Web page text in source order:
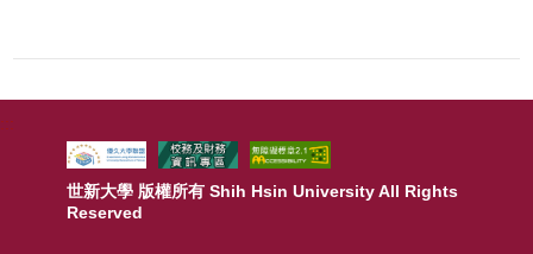
:::
世新大學 版權所有 Shih Hsin University All Rights
Reserved